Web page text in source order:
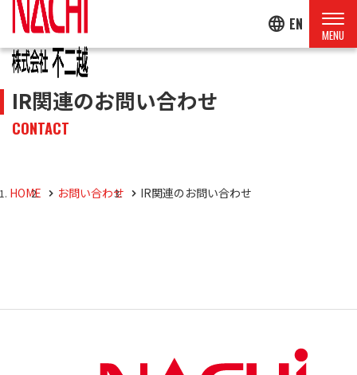
language EN
IR関連のお問い合わせ
CONTACT
HOME お問い合わせ IR関連のお問い合わせ